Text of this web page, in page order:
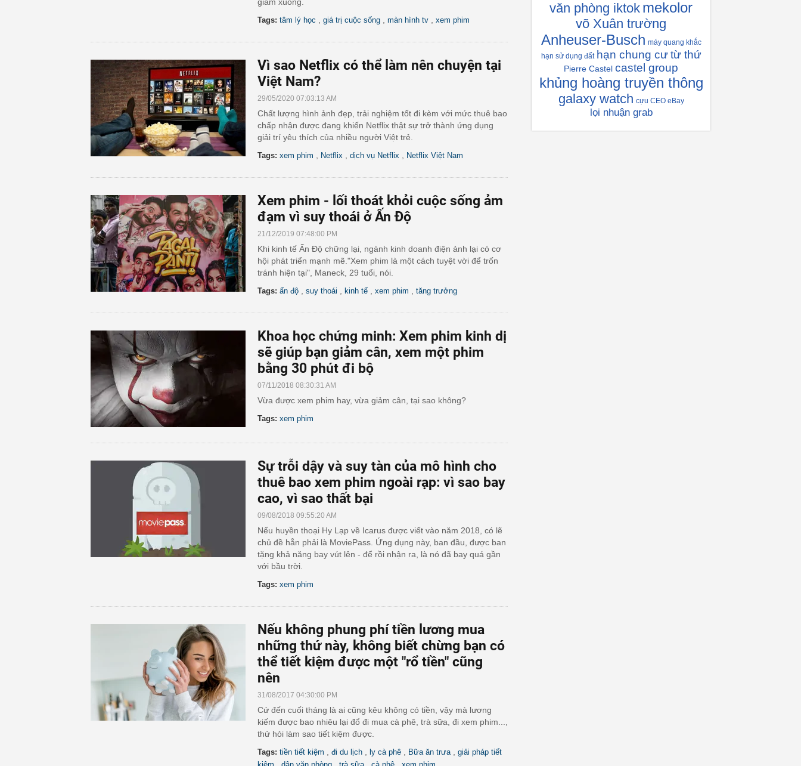
Tags: tâm lý học giá trị cuộc sống màn hình tv xem phim
Vì sao Netflix có thể làm nên chuyện tại
Việt Nam?
29/05/2020 07:03:13 AM
Chất lượng hình ảnh đẹp, trải nghiệm tốt đi kèm với mức thuê bao
chấp nhận được đang khiến Netflix thật sự trở thành ứng dụng
giải trí yêu thích của nhiều người Việt trẻ.
Tags: xem phim Netflix dịch vụ Netflix Netflix Việt Nam
Xem phim - lối thoát khỏi cuộc sống ảm
đạm vì suy thoái ở Ấn Độ
21/12/2019 07:48:00 PM
Khi kinh tế Ấn Độ chững lại, ngành kinh doanh điện ảnh lại có cơ
hội phát triển mạnh mẽ."Xem phim là một cách tuyệt vời để trốn
tránh hiện tại", Maneck, 29 tuổi, nói.
Tags: ấn độ suy thoái kinh tế xem phim tăng trưởng
Khoa học chứng minh: Xem phim kinh dị
sẽ giúp bạn giảm cân, xem một phim
bằng 30 phút đi bộ
07/11/2018 08:30:31 AM
Vừa được xem phim hay, vừa giảm cân, tại sao không?
Tags: xem phim
Sự trỗi dậy và suy tàn của mô hình cho
thuê bao xem phim ngoài rạp: vì sao bay
cao, vì sao thất bại
09/08/2018 09:55:20 AM
Nếu huyền thoại Hy Lạp về Icarus được viết vào năm 2018, có lẽ
chủ đề hẳn phải là MoviePass. Ứng dụng này, ban đầu, được ban
tặng khả năng bay vút lên - để rồi nhận ra, là nó đã bay quá gần
với bầu trời.
Tags: xem phim
Nếu không phung phí tiền lương mua
những thứ này, không biết chừng bạn có
thể tiết kiệm được một "rổ tiền" cũng
nên
31/08/2017 04:30:00 PM
Cứ đến cuối tháng là ai cũng kêu không có tiền, vậy mà lương
kiếm được bao nhiêu lại đổ đi mua cà phê, trà sữa, đi xem phim...,
thử hỏi làm sao tiết kiệm được.
Tags: tiền tiết kiệm đi du lịch ly cà phê Bữa ăn trưa
giải pháp tiết
văn phòng iktok mekolor
võ Xuân trường
Anheuser-Busch máy quang khắc
hạn sử dụng đất hạn chung cư từ thứ
Pierre Castel castel group
khủng hoàng truyền thông
galaxy watch cựu CEO eBay
lọi nhuận grab